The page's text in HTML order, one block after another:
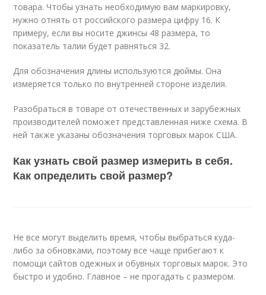
товара. Чтобы узнать необходимую вам маркировку,
нужно отнять от российского размера цифру 16. К
примеру, если вы носите джинсы 48 размера, то
показатель талии будет равняться 32.
Для обозначения длины используются дюймы. Она
измеряется только по внутренней стороне изделия.
Разобраться в товаре от отечественных и зарубежных
производителей поможет представленная ниже схема. В
ней также указаны обозначения торговых марок США.
Как узнать свой размер измерить в себя.
Как определить свой размер?
Не все могут выделить время, чтобы выбраться куда-
либо за обновками, поэтому все чаще прибегают к
помощи сайтов одежных и обувных торговых марок. Это
быстро и удобно. Главное – не прогадать с размером.